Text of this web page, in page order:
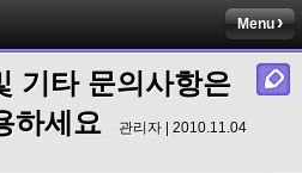
Menu
기타 문의사항은
하세요
관리자 | 2010.11.04